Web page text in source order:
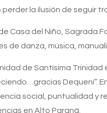
la ilusión de seguir
Casa del Niño,
de danza, música,
de Santísima
Dequení”.
social, puntualidad y
en Alto Paraná.